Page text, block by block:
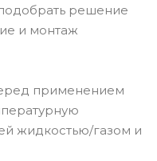
решение
и монтаж
применением
жидкостью/газом и